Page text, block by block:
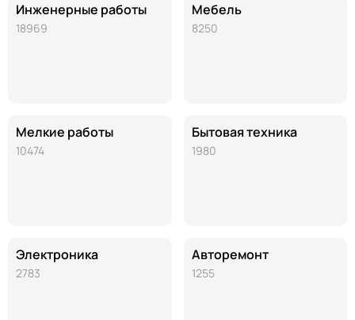
Инженерные работы
18969
Мелкие работы
10474
Электроника
2783
Мебель
8250
Бытовая техника
1980
Авторемонт
1255